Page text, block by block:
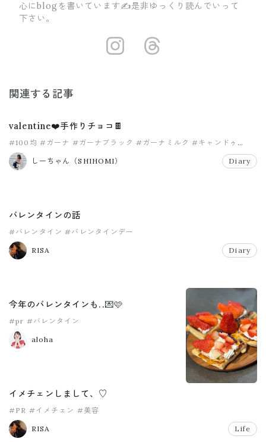
心にblogを書いています✍️是非ゆっくり読んでいって
下さい。
https://
関連する記事
valentine❤️手作りチョコ🍫
#100均 #ガーナ #ガーナブラック #ガーナミルク #キャンドゥ
#チョコレート
しーちゃん（SHIHOMI）
Diary
バレンタインの話
#バレンタイン #バレンタインデー
RISA Diary
今年のバレンタインも..💌🩷
#pr #バレンタイン
aloha
イメチェンしまして、♡
#PR #イメチェン #美容
RISA Life